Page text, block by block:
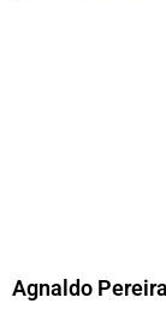
Agnaldo